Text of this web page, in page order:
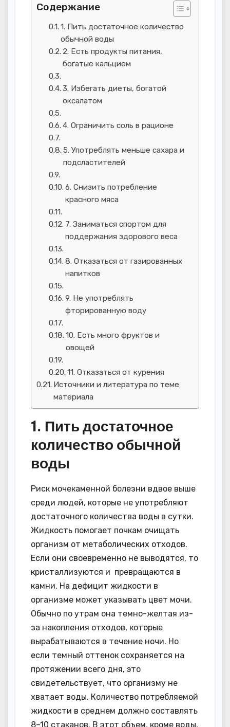
Содержание
1. Пить достаточное количество
обычной воды
2. Есть продукты питания,
богатые кальцием
3. Избегать диеты, богатой
оксалатом
4. Ограничить соль в рационе
5. Употреблять меньше сахара и
подсластителей
6. Снизить потребление
красного мяса
7. Заниматься спортом для
поддержания здорового веса
8. Отказаться от газированных
напитков
9. Не употреблять
фторированную воду
10. Есть много фруктов и
овощей
11. Отказаться от курения
Источники и литература по теме
материала
1. Пить достаточное
количество обычной
воды
Риск мочекаменной болезни вдвое выше
среди людей, которые не употребляют
достаточного количества воды в сутки.
Жидкость помогает почкам очищать
организм от метаболических отходов.
Если они своевременно не выводятся, то
кристаллизуются и превращаются в
камни. На дефицит жидкости в
организме может указывать цвет мочи.
Обычно по утрам она темно-желтая из-
за накопления отходов, которые
вырабатываются в течение ночи. Но
если темный оттенок сохраняется на
протяжении всего дня, это
свидетельствует, что организму не
хватает воды. Количество потребляемой
жидкости в среднем должно составлять
8–10 стаканов. В этот объем, кроме воды,